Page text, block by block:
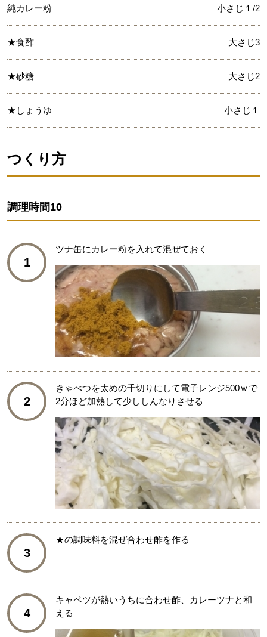
純カレー粉 小さじ１/2
★食酢 大さじ3
★砂糖 大さじ2
★しょうゆ 小さじ１
つくり方
調理時間10
1
ツナ缶にカレー粉を入れて混ぜておく
2
きゃべつを太めの千切りにして電子レンジ500ｗで
2分ほど加熱して少ししんなりさせる
3
★の調味料を混ぜ合わせ酢を作る
4
キャベツが熱いうちに合わせ酢、カレーツナと和
える